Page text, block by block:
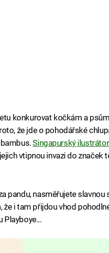
konkurovat kočkám a
že jde o pohodářské
bambus.Singapurský
vtipnou invazi do značek
pandu, nasměřujete slavnou
že i tam přijdou vhod
Playboye...